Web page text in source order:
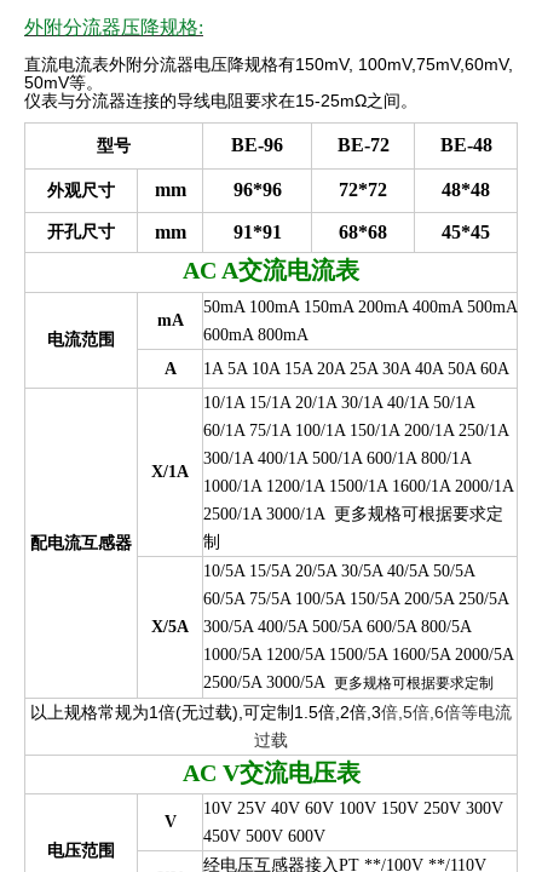
外附分流器压降规格:
直流电流表外附分流器电压降规格有150mV, 100mV,75mV,60mV,
50mV等。
仪表与分流器连接的导线电阻要求在15-25mΩ之间。
型号 BE-96 BE-72 BE-48
外观尺寸 mm 96*96 72*72 48*48
开孔尺寸 mm 91*91 68*68 45*45
AC A交流电流表
电流范围
mA
50mA 100mA 150mA 200mA 400mA 500mA
600mA 800mA
A
1A 5A 10A 15A 20A 25A 30A 40A 50A 60A
配电流互感器
X/1A
10/1A 15/1A 20/1A 30/1A 40/1A 50/1A
60/1A 75/1A 100/1A 150/1A 200/1A 250/1A
300/1A 400/1A 500/1A 600/1A 800/1A
1000/1A 1200/1A 1500/1A 1600/1A 2000/1A
2500/1A 3000/1A 更多规格可根据要求定
制
X/5A
10/5A 15/5A 20/5A 30/5A 40/5A 50/5A
60/5A 75/5A 100/5A 150/5A 200/5A 250/5A
300/5A 400/5A 500/5A 600/5A 800/5A
1000/5A 1200/5A 1500/5A 1600/5A 2000/5A
2500/5A 3000/5A 更多规格可根据要求定制
以上规格常规为1倍(无过载),可定制1.5倍,2倍,3倍,5倍,6倍等电流
过载
AC V交流电压表
电压范围
V
10V 25V 40V 60V 100V 150V 250V 300V
450V 500V 600V
经电压互感器接入PT **/100V **/110V